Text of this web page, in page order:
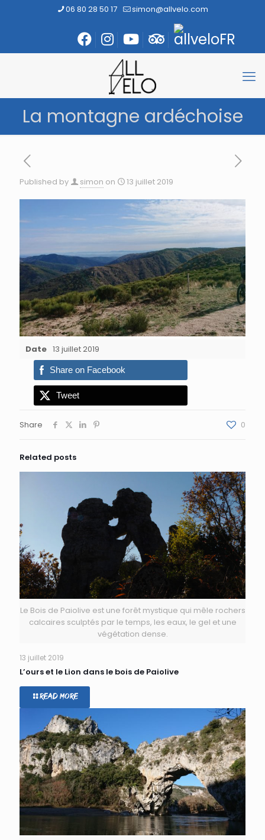
06 80 28 50 17 simon@allvelo.com
La montagne ardéchoise
Published by simon on 13 juillet 2019
Date 13 juillet 2019
Share on Facebook
Tweet
Share 0
Related posts
Le Bois de Paiolive est une forêt mystique qui mêle rochers
calcaires sculptés par le temps, les eaux, le gel et une
végétation dense.
13 juillet 2019
L’ours et le Lion dans le bois de Paiolive
Read more